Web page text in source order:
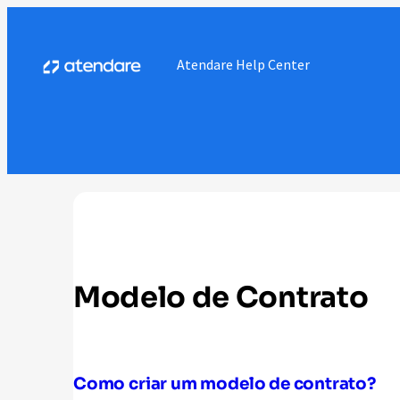
Atendare Help Center
Modelo de Contrato
Como criar um modelo de contrato?